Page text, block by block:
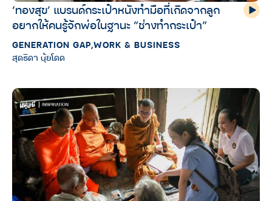
‘ทองสุข’ แบรนด์กระเป๋าหนังทำมือที่เกิดจากลูก
อยากให้คนรู้จักพ่อในฐานะ “ช่างทำกระเป๋า”
GENERATION GAP,WORK & BUSINESS
สุดธิดา นุ้ยโดด